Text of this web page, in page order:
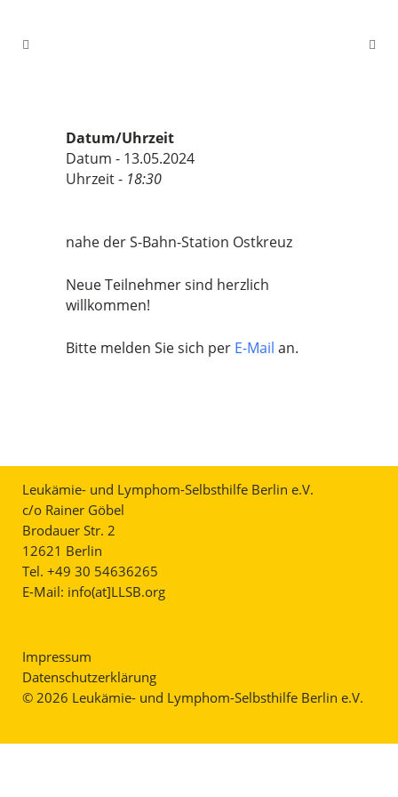
Datum/Uhrzeit
Datum - 13.05.2024
Uhrzeit - 18:30
nahe der S-Bahn-Station Ostkreuz
Neue Teilnehmer sind herzlich
willkommen!
Bitte melden Sie sich per E-Mail an.
Leukämie- und Lymphom-Selbsthilfe Berlin e.V.
c/o Rainer Göbel
Brodauer Str. 2
12621 Berlin
Tel. +49 30 54636265
E-Mail: info(at]LLSB.org
Impressum
Datenschutzerklärung
© 2026 Leukämie- und Lymphom-Selbsthilfe Berlin e.V.